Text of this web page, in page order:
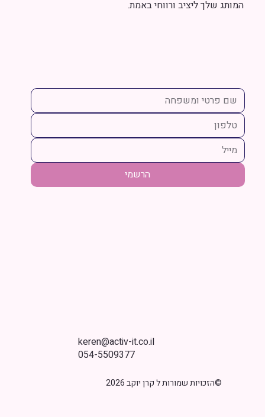
הרשמי
המותג שלך ליציב ורווחי באמת.
keren@activ-it.co.il
054-5509377
©הזכויות שמורות ל קרן יוקב 2026